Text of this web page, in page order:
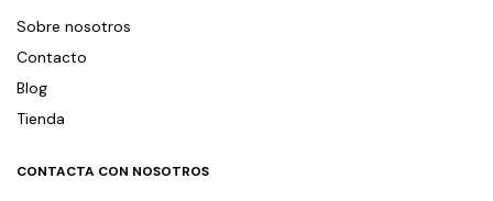
Sobre nosotros
Contacto
Blog
Tienda
CONTACTA CON NOSOTROS